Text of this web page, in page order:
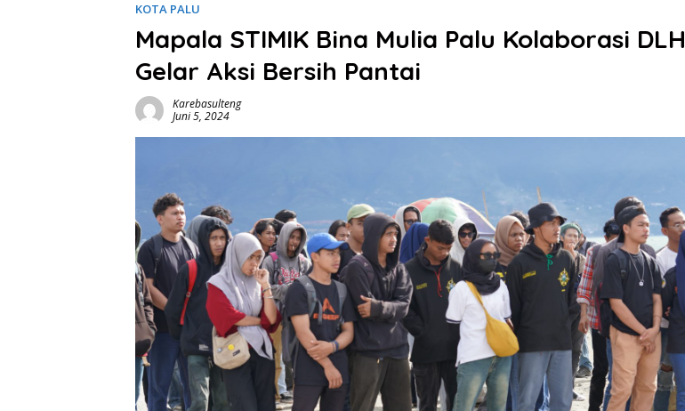
KOTA PALU
Mapala STIMIK Bina Mulia Palu Kolaborasi DLH
Gelar Aksi Bersih Pantai
Karebasulteng
Juni 5, 2024